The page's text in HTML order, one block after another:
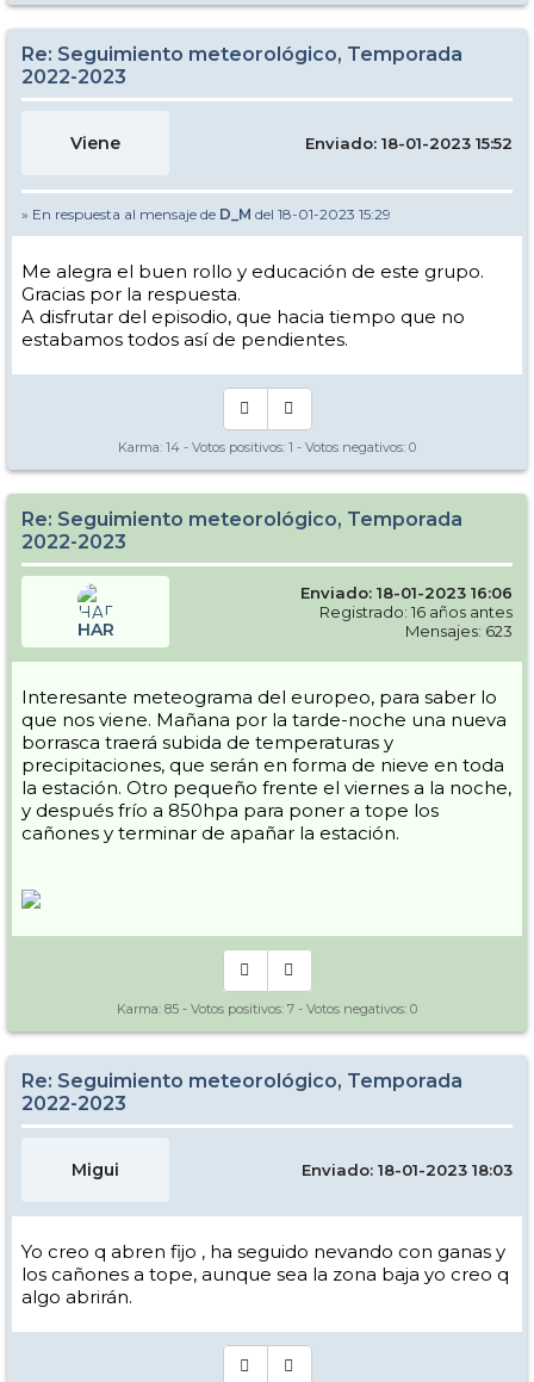
Re: Seguimiento meteorológico, Temporada
2022-2023
Viene Enviado: 18-01-2023 15:52
» En respuesta al mensaje de D_M del 18-01-2023 15:29
Me alegra el buen rollo y educación de este grupo.
Gracias por la respuesta.
A disfrutar del episodio, que hacia tiempo que no
estabamos todos así de pendientes.
Karma: 14 - Votos positivos: 1 - Votos negativos: 0
Re: Seguimiento meteorológico, Temporada
2022-2023
HAR
Enviado: 18-01-2023 16:06
Registrado: 16 años antes
Mensajes: 623
Interesante meteograma del europeo, para saber lo
que nos viene. Mañana por la tarde-noche una nueva
borrasca traerá subida de temperaturas y
precipitaciones, que serán en forma de nieve en toda
la estación. Otro pequeño frente el viernes a la noche,
y después frío a 850hpa para poner a tope los
cañones y terminar de apañar la estación.
Karma: 85 - Votos positivos: 7 - Votos negativos: 0
Re: Seguimiento meteorológico, Temporada
2022-2023
Migui Enviado: 18-01-2023 18:03
Yo creo q abren fijo , ha seguido nevando con ganas y
los cañones a tope, aunque sea la zona baja yo creo q
algo abrirán.